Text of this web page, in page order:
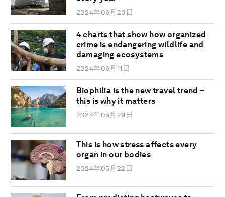
2024年06月20日
4 charts that show how organized
crime is endangering wildlife and
damaging ecosystems
2024年06月11日
Biophilia is the new travel trend –
this is why it matters
2024年05月29日
This is how stress affects every
organ in our bodies
2024年05月22日